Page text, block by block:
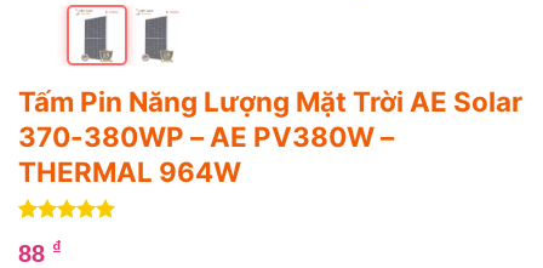
Tấm Pin Năng Lượng Mặt Trời AE Solar
370-380WP – AE PV380W –
THERMAL 964W
trên 5
dựa trên
88 ₫